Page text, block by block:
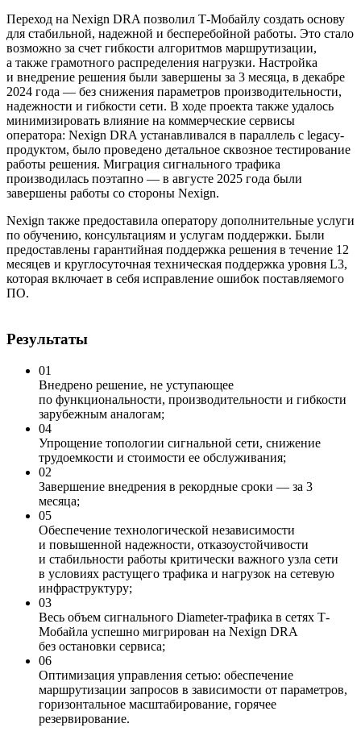
Переход на Nexign DRA позволил Т-Мобайлу создать основу
для стабильной, надежной и бесперебойной работы. Это стало
возможно за счет гибкости алгоритмов маршрутизации,
а также грамотного распределения нагрузки. Настройка
и внедрение решения были завершены за 3 месяца, в декабре
2024 года — без снижения параметров производительности,
надежности и гибкости сети. В ходе проекта также удалось
минимизировать влияние на коммерческие сервисы
оператора: Nexign DRA устанавливался в параллель с legacy-
продуктом, было проведено детальное сквозное тестирование
работы решения. Миграция сигнального трафика
производилась поэтапно — в августе 2025 года были
завершены работы со стороны Nexign.
Nexign также предоставила оператору дополнительные услуги
по обучению, консультациям и услугам поддержки. Были
предоставлены гарантийная поддержка решения в течение 12
месяцев и круглосуточная техническая поддержка уровня L3,
которая включает в себя исправление ошибок поставляемого
ПО.
Результаты
01
Внедрено решение, не уступающее
по функциональности, производительности и гибкости
зарубежным аналогам;
04
Упрощение топологии сигнальной сети, снижение
трудоемкости и стоимости ее обслуживания;
02
Завершение внедрения в рекордные сроки — за 3
месяца;
05
Обеспечение технологической независимости
и повышенной надежности, отказоустойчивости
и стабильности работы критически важного узла сети
в условиях растущего трафика и нагрузок на сетевую
инфраструктуру;
03
Весь объем сигнального Diameter-трафика в сетях Т-
Мобайла успешно мигрирован на Nexign DRA
без остановки сервиса;
06
Оптимизация управления сетью: обеспечение
маршрутизации запросов в зависимости от параметров,
горизонтальное масштабирование, горячее
резервирование.